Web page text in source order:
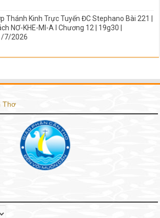
Thánh Kinh Trực Tuyến ĐC Stephano Bài 221 |
NƠ-KHE-MI-A I Chương 12 | 19g30 |
7/2026
Thơ